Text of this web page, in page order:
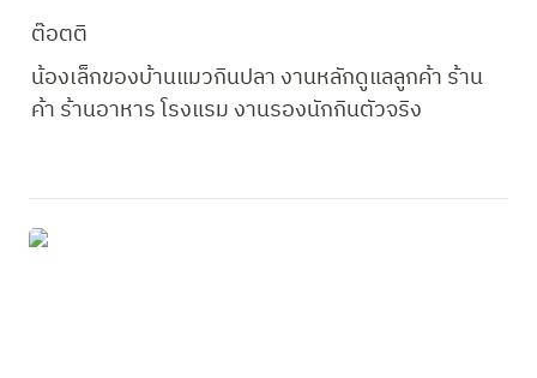
ต๊อตติ
น้องเล็กของบ้านแมวกินปลา งานหลักดูแลลูกค้า ร้าน
ค้า ร้านอาหาร โรงแรม งานรองนักกินตัวจริง
รายการสินค้าวันนี้ อาหารทะเลปลอดภัย